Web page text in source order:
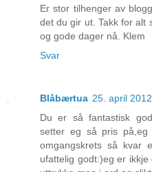
Er stor tilhenger av
det du gir ut. Takk for alt
og gode dager nå. Klem
Svar
Blåbærtua 25. april
Du er så fantastisk
setter eg så pris
omgangskrets så kvar
ufattelig godt:)eg er